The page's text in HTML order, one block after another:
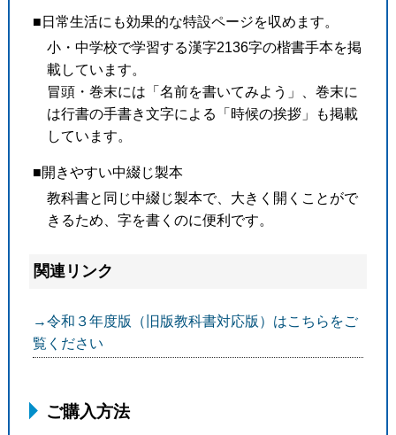
■日常生活にも効果的な特設ページを収めます。
小・中学校で学習する漢字2136字の楷書手本を掲
載しています。
冒頭・巻末には「名前を書いてみよう」、巻末に
は行書の手書き文字による「時候の挨拶」も掲載
しています。
■開きやすい中綴じ製本
教科書と同じ中綴じ製本で、大きく開くことがで
きるため、字を書くのに便利です。
関連リンク
→令和３年度版（旧版教科書対応版）はこちらをご
覧ください
ご購入方法